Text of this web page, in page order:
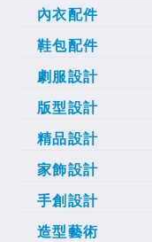
內衣配件
鞋包配件
劇服設計
版型設計
精品設計
家飾設計
手創設計
造型藝術